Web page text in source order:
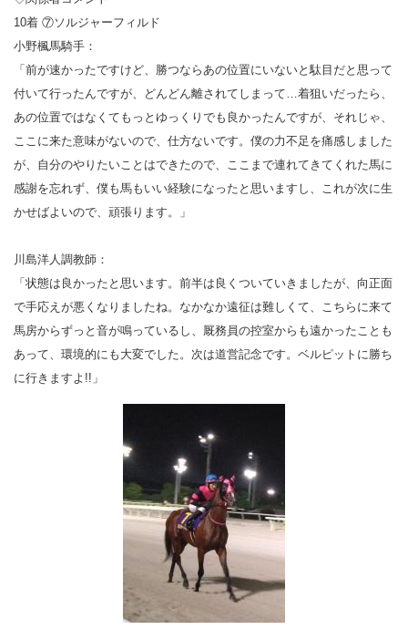
10着 ⑦ソルジャーフィルド
小野楓馬騎手：
「前が速かったですけど、勝つならあの位置にいないと駄目だと思って
付いて行ったんですが、どんどん離されてしまって…着狙いだったら、
あの位置ではなくてもっとゆっくりでも良かったんですが、それじゃ、
ここに来た意味がないので、仕方ないです。僕の力不足を痛感しました
が、自分のやりたいことはできたので、ここまで連れてきてくれた馬に
感謝を忘れず、僕も馬もいい経験になったと思いますし、これが次に生
かせばよいので、頑張ります。」
川島洋人調教師：
「状態は良かったと思います。前半は良くついていきましたが、向正面
で手応えが悪くなりましたね。なかなか遠征は難しくて、こちらに来て
馬房からずっと音が鳴っているし、厩務員の控室からも遠かったことも
あって、環境的にも大変でした。次は道営記念です。ベルピットに勝ち
に行きますよ!!」